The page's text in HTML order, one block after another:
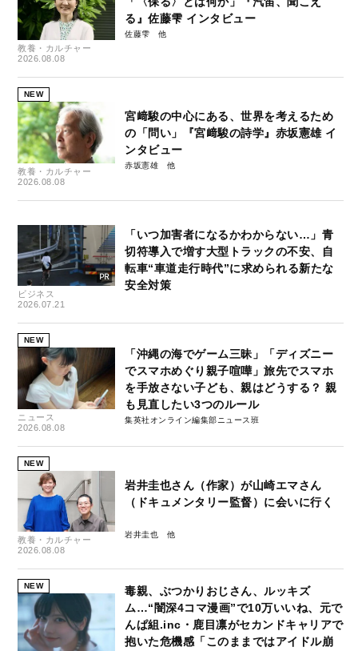
教養・カルチャー
2026.08.08
る』佐藤雫 インタビュー
佐藤雫
NEW
教養・カルチャー
2026.08.08
宮﨑駿の中心にある、世界を考えるため
の「問い」『宮﨑駿の詩学』赤坂憲雄 イ
ンタビュー
赤坂憲雄
ビジネス
2026.07.21
「いつ加害者になるかわからない…」青
切符導入で増す大型トラックの不安、自
転車“車道走行時代”に求められる新たな
安全対策
NEW
ニュース
2026.08.08
「沖縄の海でゲーム三昧」「ディズニー
でスマホめぐり親子喧嘩」旅先でスマホ
を手放さない子ども、親はどうする？ 親
も見直したい3つのルール
集英社オンライン編集部ニュース班
NEW
教養・カルチャー
2026.08.08
岩井圭也さん（作家）が山崎エマさん
（ドキュメンタリー監督）に会いに行く
岩井圭也
NEW
毒親、ぶつかりおじさん、ルッキズ
ム…“闇深4コマ漫画”で10万いいね、元で
んぱ組.inc・鹿目凛がセカンドキャリアで
抱いた危機感「このままではアイドル崩